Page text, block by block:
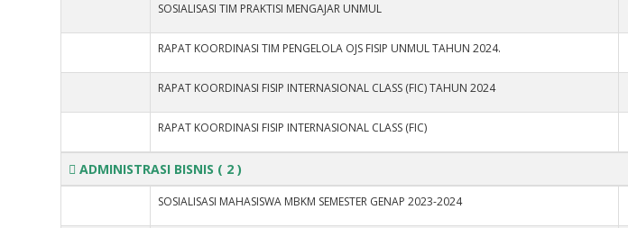
SOSIALISASI TIM PRAKTISI MENGAJAR UNMUL
RAPAT KOORDINASI TIM PENGELOLA OJS FISIP UNMUL TAHUN 2024.
RAPAT KOORDINASI FISIP INTERNASIONAL CLASS (FIC) TAHUN 2024
RAPAT KOORDINASI FISIP INTERNASIONAL CLASS (FIC)
ADMINISTRASI BISNIS ( 2 )
SOSIALISASI MAHASISWA MBKM SEMESTER GENAP 2023-2024